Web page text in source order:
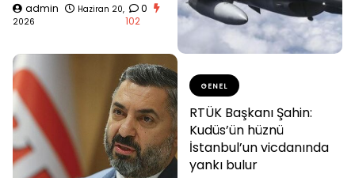
admin
Haziran 20,
2026
0
102
GENEL
RTÜK Başkanı Şahin:
Kudüs’ün hüznü
İstanbul’un vicdanında
yankı bulur